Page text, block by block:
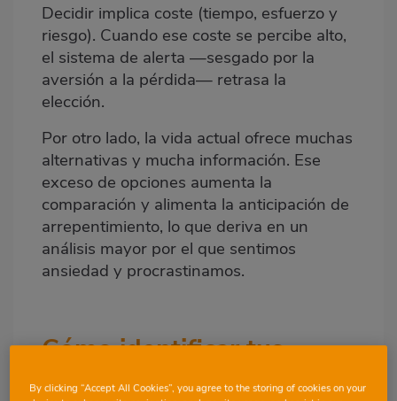
Decidir implica coste (tiempo, esfuerzo y
riesgo). Cuando ese coste se percibe alto,
el sistema de alerta —sesgado por la
aversión a la pérdida— retrasa la
elección.
Por otro lado, la vida actual ofrece muchas
alternativas y mucha información. Ese
exceso de opciones aumenta la
comparación y alimenta la anticipación de
arrepentimiento, lo que deriva en un
análisis mayor por el que sentimos
ansiedad y procrastinamos.
Cómo identificar tus
propios patrones de
By clicking “Accept All Cookies”, you agree to the storing of cookies on your